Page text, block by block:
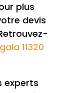
plus
devis
11320
experts